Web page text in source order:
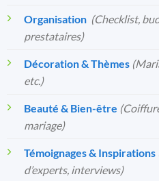
Organisation️ (Checklist,
prestataires)
Décoration & Thèmes
etc.)
Beauté & Bien-être
mariage)
Témoignages & Inspirations
d’experts, interviews)